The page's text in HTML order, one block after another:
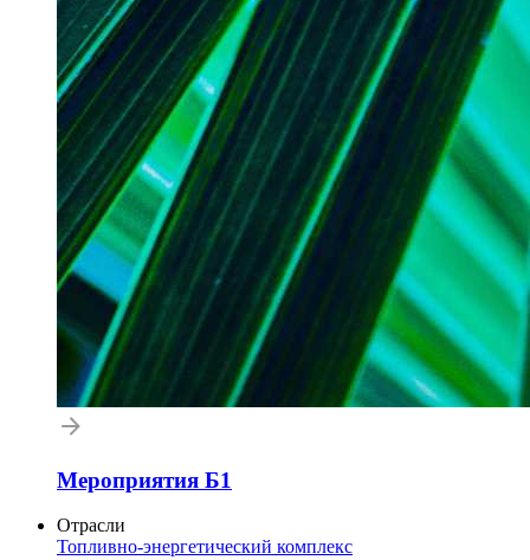
Мероприятия Б1
Отрасли
Топливно-энергетический комплекс